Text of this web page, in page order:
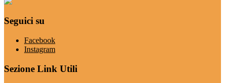
Seguici su
Facebook
Instagram
Sezione Link Utili